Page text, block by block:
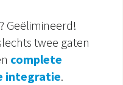
Geëlimineerd!
twee gaten
complete
integratie.